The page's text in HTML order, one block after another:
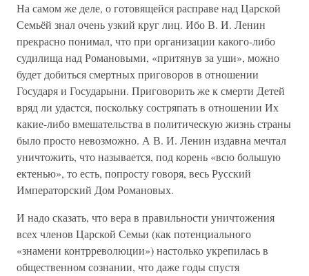
На самом же деле, о готовящейся расправе над Царской
Семьёй знал очень узкий круг лиц. Ибо В. И. Ленин
прекрасно понимал, что при организации какого-либо
судилища над Романовыми, «притянув за уши», можно
будет добиться смертных приговоров в отношении
Государя и Государыни. Приговорить же к смерти Детей
вряд ли удастся, поскольку состряпать в отношении Их
какие-либо вмешательства в политическую жизнь страны
было просто невозможно. А В. И. Ленин издавна мечтал
уничтожить, что называется, под корень «всю большую
ектенью», то есть, попросту говоря, весь Русский
Императорский Дом Романовых.
И надо сказать, что вера в правильности уничтожения
всех членов Царской Семьи (как потенциального
«знамени контрреволюции») настолько укрепилась в
общественном сознании, что даже годы спустя